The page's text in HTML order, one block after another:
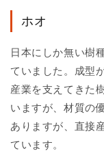
ホオ
日本にしか無い樹
ていました。成型
産業を支えてきた
いますが、材質の
ありますが、直接
ています。